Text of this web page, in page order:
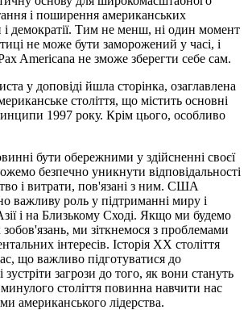
і поширення американських
демократії. Тим не менш, ні один момент
не може бути заморожений у часі, і
Americana не зможе зберегти себе сам.
у доповіді йшла сторінка, озаглавлена
століття, що містить основні
1997 року. Крім цього, особливо
бути обережними у здійсненні своєї
безпечно уникнути відповідальності
і витрати, пов'язані з ним. США
важливу роль у підтриманні миру і
і на Близькому Сході. Якщо ми будемо
зобов'язань, ми зіткнемося з проблемами
інтересів. Історія XX століття
що важливо підготуватися до
загрози до того, як вони стануть
століття повинна навчити нас
американського лідерства.